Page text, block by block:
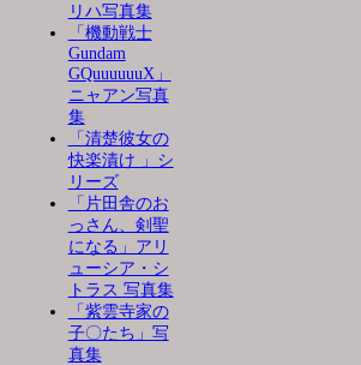
リハ写真集
「機動戦士
Gundam
GQuuuuuuX」
ニャアン写真
集
「清楚彼女の
快楽漬け 」シ
リーズ
「片田舎のお
っさん、剣聖
になる」アリ
ューシア・シ
トラス 写真集
「紫雲寺家の
子〇たち」写
真集